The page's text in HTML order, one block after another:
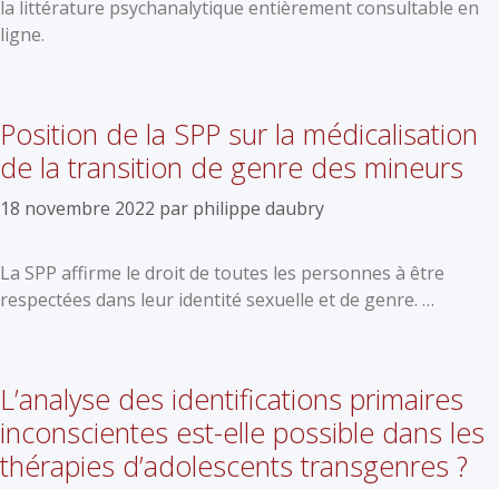
la littérature psychanalytique entièrement consultable en
ligne.
Position de la SPP sur la médicalisation
de la transition de genre des mineurs
18 novembre 2022 par philippe daubry
La SPP affirme le droit de toutes les personnes à être
respectées dans leur identité sexuelle et de genre. …
L’analyse des identifications primaires
inconscientes est-elle possible dans les
thérapies d’adolescents transgenres ?